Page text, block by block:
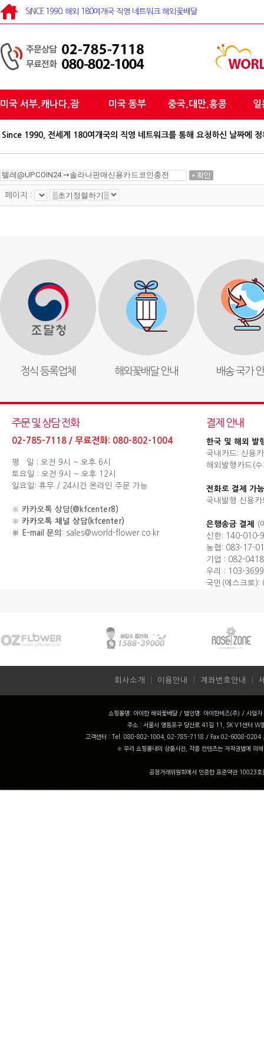
SINCE 1990. 해외 180여개국 직영 네트워크 해외꽃배달
미국 서부,캐나다,괌 미국 동부 중국,대만,홍콩 일
Since 1990, 전세계 180여개국의 직영 네트워크를 통해 요청하신 날짜에
페이지 :
정식 등록업체 해외꽃배달 안내 배송 국가
주문 및 상담 전화
02-785-7118 / 무료전화: 080-802-1004
평 일 : 오전 9시 ~ 오후 6시
토요일 : 오전 9시 ~ 오후 12시
일요일: 휴무 / 24시간 온라인 주문 가능
※ 카카오톡 상담(@kfcenter8)
※ 카카오톡 채널 상담(kfcenter)
※ E-mail 문의 : sales@world-flower.co.kr
결제 안내
한국 및 해외 발
국내카드: 신용
해외발행카드(
전화로 결제 가
국내발행 신용
은행송금 결제
(
신한: 140-010-
농협: 083-17-
기업 : 082-
우리 : 103-
국민(에스크로
회사소개 이용안내 계좌번호안내
쇼핑몰명: 아이한 해외꽃배달 / 법인명: 아이한비즈(주) / 사업
주소 : 서울시 영등포구 당산로 41길 11, SK V1센터
고객센터 : Tel. 080-802-1004, 02-785-7118 / Fax 02-6008-0204
※ 우리 쇼핑몰내의 상품사진, 각종 컨텐츠는 저작권법에 의
공정거래위원회에서 인증한 표준약관 10023